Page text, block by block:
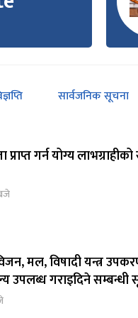
सार्वजनिक सूचना
प्राप्त गर्न योग्य
मल, विषादी यन्त्र
उपलब्ध गराइदिने सम्बन्धी